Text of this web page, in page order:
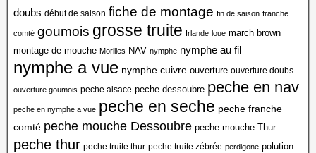
doubs début de saison fiche de montage fin de saison franche
comté goumois grosse truite Irlande loue march brown
montage de mouche Morilles NAV nymphe nymphe au fil
nymphe a vue nymphe cuivre ouverture ouverture doubs
ouverture goumois peche alsace peche dessoubre peche en nav
peche en nymphe a vue peche en seche peche franche
comté peche mouche Dessoubre peche mouche Thur
peche thur peche truite thur peche truite zébrée perdigone polution